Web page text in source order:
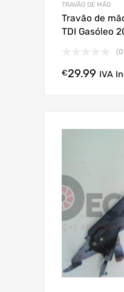
TRAVÃO DE MÃO
Travão de
TDI Gasóleo
€29.99 IVA